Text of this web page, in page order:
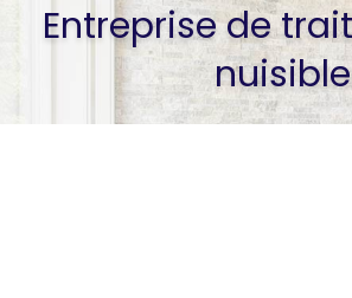
Entreprise de